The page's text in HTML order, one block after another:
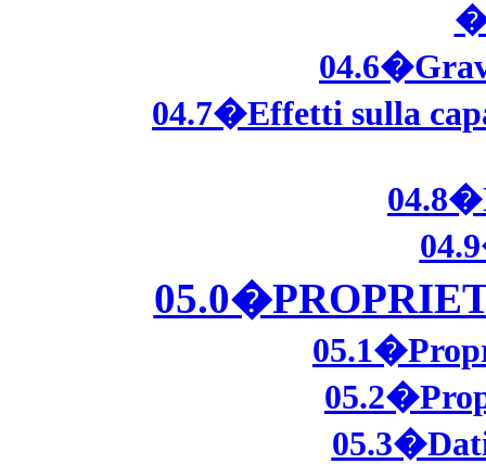
04.7�Effetti sulla